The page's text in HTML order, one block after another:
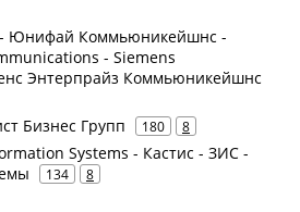
- Юнифай Коммьюникейшнс -
- Siemens
Энтерпрайз Коммьюникейшнс
Бизнес Групп 180 8
Systems - Кастис - ЗИС -
134 8